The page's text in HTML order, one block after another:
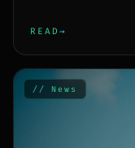
READ →
// News